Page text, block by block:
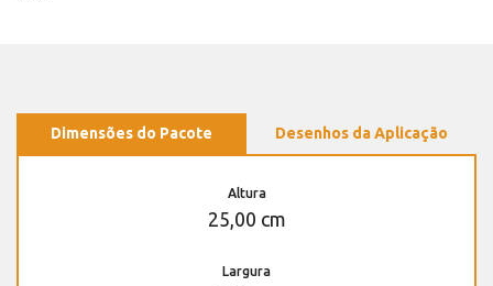
Dimensões do Pacote Desenhos da Aplicação
Altura
25,00 cm
Largura